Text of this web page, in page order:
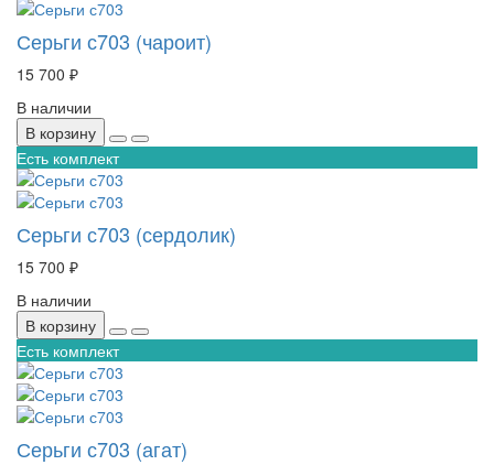
Серьги с703 (чароит)
15 700 ₽
В наличии
В корзину
Есть комплект
Серьги с703 (сердолик)
15 700 ₽
В наличии
В корзину
Есть комплект
Серьги с703 (агат)